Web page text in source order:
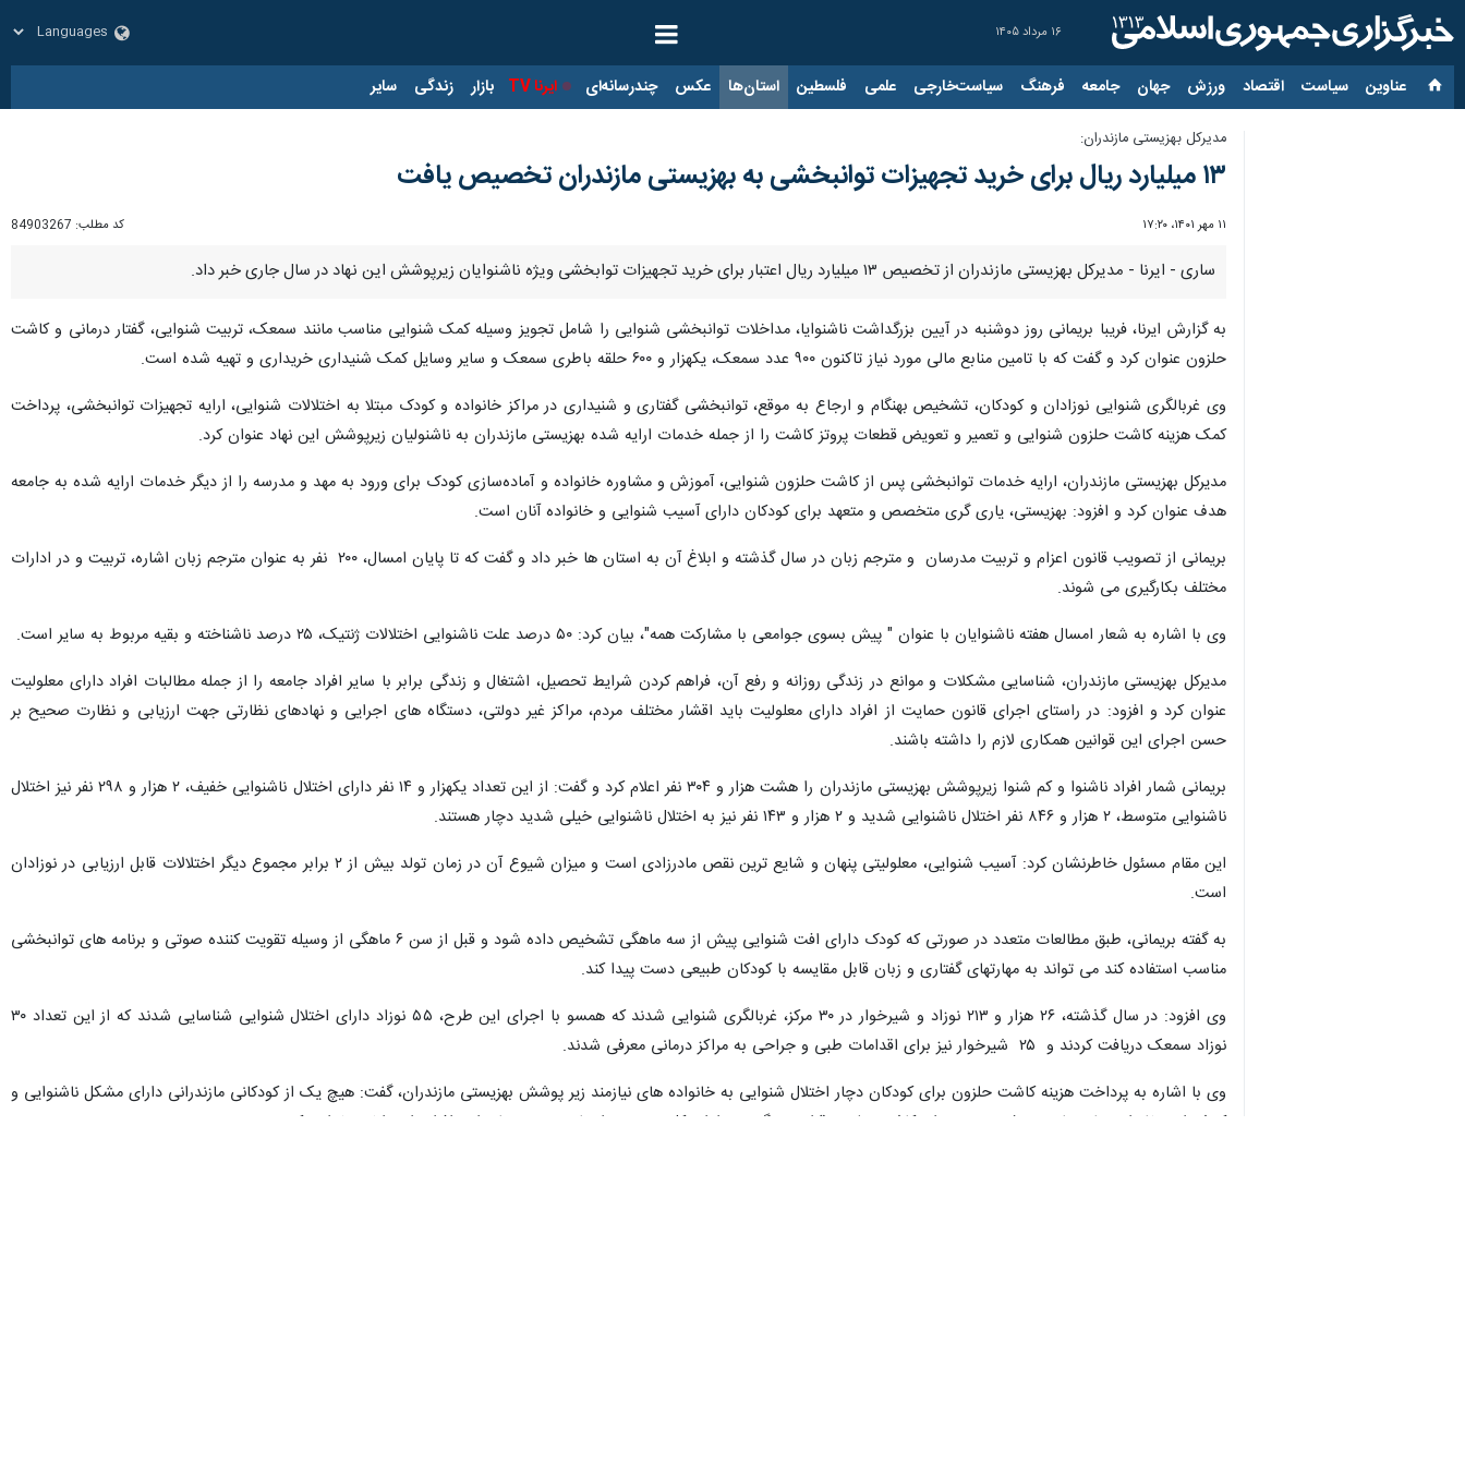
۱۶ مرداد ۱۴۰۵
عناوین‌ سیاست اقتصاد ورزش جهان جامعه فرهنگ سیاست‌خارجی علمی فلسطین استان‌ها عکس چندرسانه‌ای ایرنا TV بازار زندگی سایر
مدیرکل بهزیستی مازندران:
۱۳ میلیارد ریال برای خرید تجهیزات توانبخشی به بهزیستی مازندران تخصیص یافت
۱۱ مهر ۱۴۰۱، ۱۷:۲۰ کد مطلب: 84903267
ساری - ایرنا - مدیرکل بهزیستی مازندران از تخصیص ۱۳ میلیارد ریال اعتبار برای خرید تجهیزات توابخشی ویژه ناشنوایان زیرپوشش این نهاد در سال جاری خبر داد.
به گزارش ایرنا، فریبا بریمانی روز دوشنبه در آیین بزرگداشت ناشنوایا، مداخلات توانبخشی شنوایی را شامل تجویز وسیله کمک شنوایی مناسب مانند سمعک، تربیت شنوایی، گفتار درمانی و کاشت
حلزون عنوان کرد و گفت که با تامین منابع مالی مورد نیاز تاکنون ۹۰۰ عدد سمعک، یکهزار و ۶۰۰ حلقه باطری سمعک و سایر وسایل کمک شنیداری خریداری و تهیه شده است.
وی غربالگری شنوایی نوزادان و کودکان، تشخیص بهنگام و ارجاع به موقع، توانبخشی گفتاری و شنیداری در مراکز خانواده و کودک مبتلا به اختلالات شنوایی، ارایه تجهیزات توانبخشی، پرداخت
کمک هزینه کاشت حلزون شنوایی و تعمیر و تعویض قطعات پروتز کاشت را از جمله خدمات ارایه شده بهزیستی مازندران به ناشنولیان زیرپوشش این نهاد عنوان کرد.
مدیرکل بهزیستی مازندران، ارایه خدمات توانبخشی پس از کاشت حلزون شنوایی، آموزش و مشاوره خانواده و آماده‌سازی کودک برای ورود به مهد و مدرسه را از دیگر خدمات ارایه شده به جامعه
هدف عنوان کرد و افزود: بهزیستی، یاری گری متخصص و متعهد برای کودکان دارای آسیب شنوایی و خانواده آنان است.
بریمانی از تصویب قانون اعزام و تربیت مدرسان و مترجم زبان در سال گذشته و ابلاغ آن به استان ها خبر داد و گفت که تا پایان امسال، ۲۰۰ نفر به عنوان مترجم زبان اشاره، تربیت و در ادارات
مختلف بکارگیری می شوند.
وی با اشاره به شعار امسال هفته ناشنوایان با عنوان " پیش بسوی جوامعی با مشارکت همه"، بیان کرد: ۵۰ درصد علت ناشنوایی اختلالات ژنتیک، ۲۵ درصد ناشناخته و بقیه مربوط به سایر است.
مدیرکل بهزیستی مازندران، شناسایی مشکلات و موانع در زندگی روزانه و رفع آن، فراهم کردن شرایط تحصیل، اشتغال و زندگی برابر با سایر افراد جامعه را از جمله مطالبات افراد دارای معلولیت
عنوان کرد و افزود: در راستای اجرای قانون حمایت از افراد دارای معلولیت باید اقشار مختلف مردم، مراکز غیر دولتی، دستگاه ‏های اجرایی و نهادهای نظارتی جهت ارزیابی و نظارت صحیح بر
حسن اجرای این قوانین همکاری لازم را داشته باشند.
بریمانی شمار افراد ناشنوا و کم شنوا زیرپوشش بهزیستی مازندران را هشت هزار و ۳۰۴ نفر اعلام کرد و گفت: از این تعداد یکهزار و ۱۴ نفر دارای اختلال ناشنوایی خفیف، ۲ هزار و ۲۹۸ نفر نیز اختلال
ناشنوایی متوسط، ۲ هزار و ۸۴۶ نفر اختلال ناشنوایی شدید و ۲ هزار و ۱۴۳ نفر نیز به اختلال ناشنوایی خیلی شدید دچار هستند.
این مقام مسئول خاطرنشان کرد: آسیب شنوایی، معلولیتی پنهان و شایع ترین نقص مادرزادی است و میزان شیوع آن در زمان تولد بیش از ۲ برابر مجموع دیگر اختلالات قابل ارزیابی در نوزادان
است.
به گفته بریمانی، طبق مطالعات متعدد در صورتی که کودک دارای افت شنوایی پیش از سه ماهگی تشخیص داده شود و قبل از سن ۶ ماهگی از وسیله تقویت کننده صوتی و برنامه های توانبخشی
مناسب استفاده کند می تواند به مهارتهای گفتاری و زبان قابل مقایسه با کودکان طبیعی دست پیدا کند.
وی افزود: در سال گذشته، ۲۶ هزار و ۲۱۳ نوزاد و شیرخوار در ۳۰ مرکز، غربالگری شنوایی شدند که همسو با اجرای این طرح، ۵۵ نوزاد دارای اختلال شنوایی شناسایی شدند که از این تعداد ۳۰
نوزاد سمعک دریافت کردند و ۲۵ شیرخوار نیز برای اقدامات طبی و جراحی به مراکز درمانی معرفی شدند.
وی با اشاره به پرداخت هزینه کاشت حلزون برای کودکان دچار اختلال شنوایی به خانواده های نیازمند زیر پوشش بهزیستی مازندران، گفت: هیچ یک از کودکانی مازندرانی دارای مشکل ناشنوایی و
کم‌شنوایی خانواده های نیازمند، پشت نوبت برای کاشت حلزون قرار نمی گیرند و اداره کل بهزیستی استان هزینه درمان این افراد را پرداخت خواهد کرد.